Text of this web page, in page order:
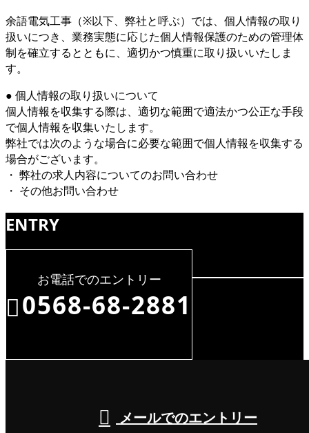
余語電気工事（※以下、弊社と呼ぶ）では、個人情報の取り
扱いにつき、業務実態に応じた個人情報保護のための管理体
制を確立するとともに、適切かつ慎重に取り扱いいたしま
す。
● 個人情報の取り扱いについて
個人情報を収集する際は、適切な範囲で適法かつ公正な手段
で個人情報を収集いたします。
弊社では次のような場合に必要な範囲で個人情報を収集する
場合がございます。
・ 弊社の求人内容についてのお問い合わせ
・ その他お問い合わせ
ENTRY
お電話でのエントリー
0568-68-2881
メールでのエントリー